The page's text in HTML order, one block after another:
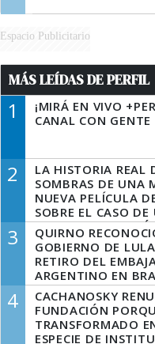
Espacio Publicitario
MÁS LEÍDAS DE PERFIL
1
¡MIRÁ EN VIVO
CANAL CON
2
LA HISTORIA REAL
SOMBRAS DE UNA
NUEVA PELÍCULA
SOBRE EL CASO DE
QUE
MARIDO
3
QUIRNO
GOBIERNO DE
RETIRO DEL
ARGENTINO EN
4
CACHANOSKY
FUNDACIÓN
TRANSFORMADO
ESPECIE DE